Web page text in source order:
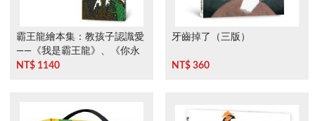
霸王龍繪本集：教孩子認識愛
——《我是霸王龍》、《你永
遠是我的寶 貝》、《最愛的，
NT$ 1140
牙齒掉了（三版）
NT$ 360